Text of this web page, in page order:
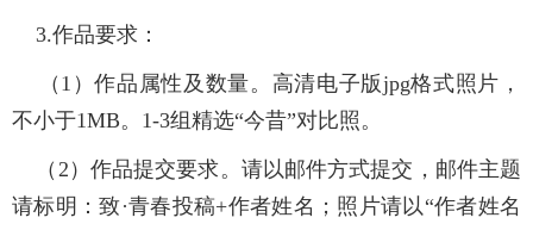
3.作品要求：
（1）作品属性及数量。高清电子版jpg格式照片，
不小于1MB。1-3组精选“今昔”对比照。
（2）作品提交要求。请以邮件方式提交，邮件主题
请标明：致·青春投稿+作者姓名；照片请以“作者姓名